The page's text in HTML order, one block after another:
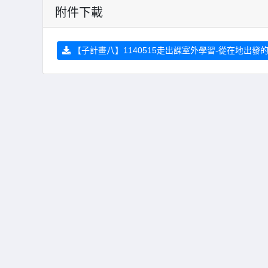
附件下載
【子計畫八】1140515走出課室外學習-從在地出發